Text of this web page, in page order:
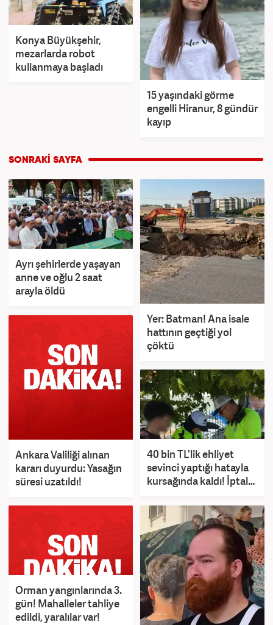
Konya Büyükşehir,
mezarlarda robot
kullanmaya başladı
15 yaşındaki görme
engelli Hiranur, 8 gündür
kayıp
Ayrı şehirlerde yaşayan
anne ve oğlu 2 saat
arayla öldü
Yer: Batman! Ana isale
hattının geçtiği yol
çöktü
Ankara Valiliği alınan
kararı duyurdu: Yasağın
süresi uzatıldı!
40 bin TL'lik ehliyet
sevinci yaptığı hatayla
kursağında kaldı! İptal
Orman yangınlarında 3.
gün! Mahalleler tahliye
edildi, yaralılar var!